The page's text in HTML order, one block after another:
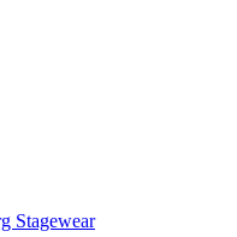
Stagewear